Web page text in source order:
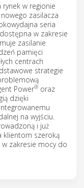
rynek w regionie
zasilacza
seria
w zakresie
zasilanie
pamięci
centrach
strategie
Power® oraz
dzięki
na wyjściu.
i już
klientom szeroką
w zakresie mocy do